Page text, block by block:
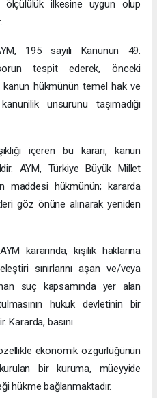
ölçülülük ilkesine uygun olup
195 sayılı Kanunun 49.
tespit ederek, önceki
kanun hükmünün temel hak ve
unsurunu taşımadığı
içeren bu kararı, kanun
AYM, Türkiye Büyük Millet
maddesi hükmünün; kararda
göz önüne alınarak yeniden
kararında, kişilik haklarına
sınırlarını aşan ve/veya
suç kapsamında yer alan
hukuk devletinin bir
Kararda, basını
ekonomik özgürlüğünün
bir kuruma, müeyyide
hükme bağlanmaktadır.